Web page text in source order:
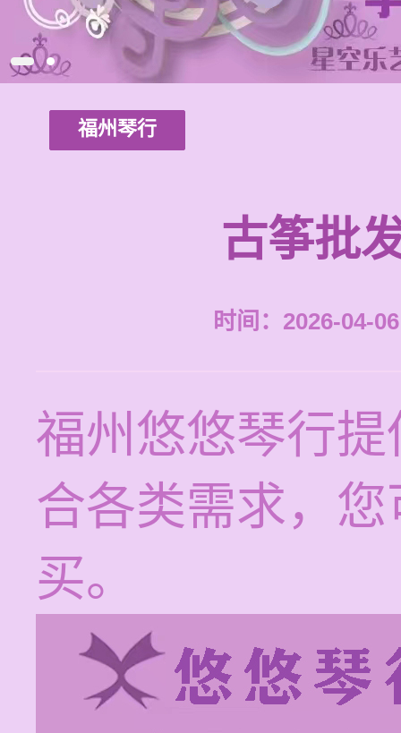
福州琴行
古筝批
时间：2026-04-
福州悠悠琴行
合各类需求，
买。